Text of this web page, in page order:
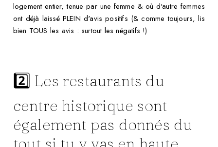
logement entier, tenue par une femme & où d'autre femmes
ont déjà laissé PLEIN d'avis positifs (& comme toujours, lis
bien TOUS les avis : surtout les négatifs !)
2️⃣ Les restaurants du
centre historique sont
également pas donnés du
tout si tu y vas en haute